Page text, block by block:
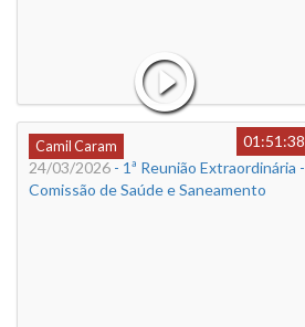
Camil Caram
01:51:38
24/03/2026 - 1ª Reunião Extraordinária -
Comissão de Saúde e Saneamento